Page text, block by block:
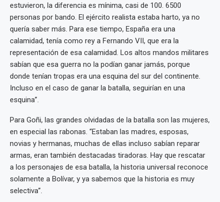
estuvieron, la diferencia es mínima, casi de 100. 6500
personas por bando. El ejército realista estaba harto, ya no
quería saber más. Para ese tiempo, España era una
calamidad, tenía como rey a Fernando VII, que era la
representación de esa calamidad. Los altos mandos militares
sabían que esa guerra no la podían ganar jamás, porque
donde tenían tropas era una esquina del sur del continente.
Incluso en el caso de ganar la batalla, seguirían en una
esquina”.
Para Goñi, las grandes olvidadas de la batalla son las mujeres,
en especial las rabonas. “Estaban las madres, esposas,
novias y hermanas, muchas de ellas incluso sabían reparar
armas, eran también destacadas tiradoras. Hay que rescatar
a los personajes de esa batalla, la historia universal reconoce
solamente a Bolívar, y ya sabemos que la historia es muy
selectiva”.